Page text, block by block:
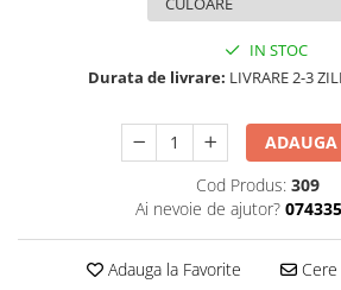
STICKERE CAMUFLAJ
STICKERE CAMIOANE
MAN
MERCEDES CAMIOANE
IN STOC
Durata de livrare: LIVRARE 2-3
ADAUGA
Cod Produs: 309
Ai nevoie de ajutor?
Adauga la Favorite Cere